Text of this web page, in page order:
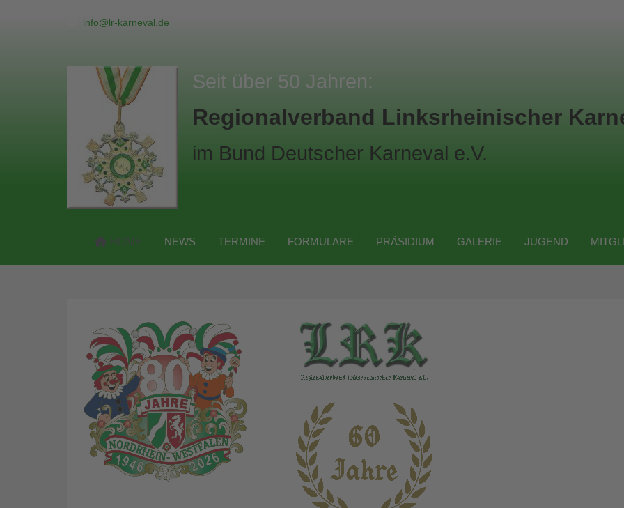
info@lr-karneval.de
Seit über 50 Jahren:
Regionalverband Linksrheinischer
im Bund Deutscher Karneval e.V.
HOME NEWS TERMINE FORMULARE PRÄSIDIUM GALERIE JUGEND